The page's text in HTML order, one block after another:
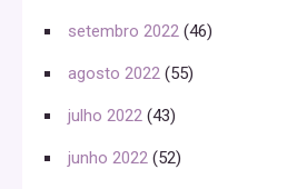
setembro 2022 (46)
agosto 2022 (55)
julho 2022 (43)
junho 2022 (52)